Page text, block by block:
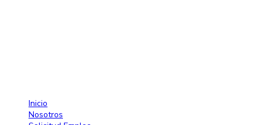
Inicio
Nosotros